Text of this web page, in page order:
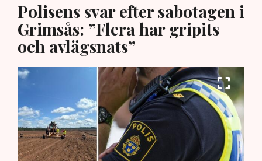
Polisens svar efter sabotagen i
Grimsås: ”Flera har gripits
och avlägsnats”